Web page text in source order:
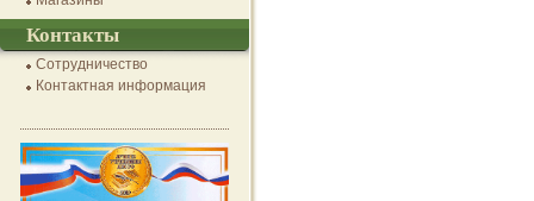
Контакты
Сотрудничество
Контактная информация